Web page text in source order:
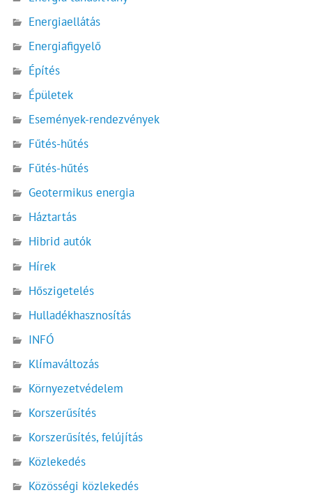
Energiaellátás
Energiafigyelő
Építés
Épületek
Események-rendezvények
Fűtés-hűtés
Fűtés-hűtés
Geotermikus energia
Háztartás
Hibrid autók
Hírek
Hőszigetelés
Hulladékhasznosítás
INFÓ
Klímaváltozás
Környezetvédelem
Korszerűsítés
Korszerűsítés, felújítás
Közlekedés
Közösségi közlekedés